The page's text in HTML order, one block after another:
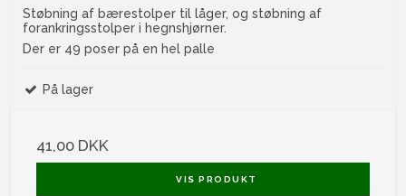
Støbning af bærestolper til låger, og støbning af
forankringsstolper i hegnshjørner.
Der er 49 poser på en hel palle
På lager
41,00 DKK
VIS PRODUKT